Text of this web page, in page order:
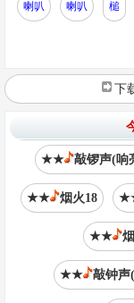
喇叭 喇叭 槌
下
★★ 敲锣声(响
★★ 烟火18
★★
★★ 敲钟声